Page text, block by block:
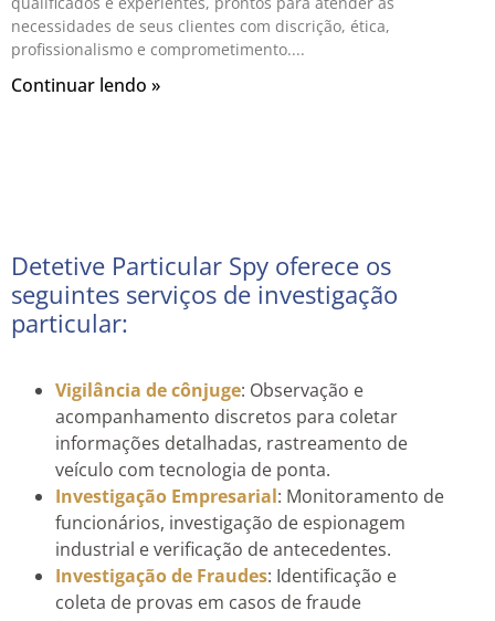
necessidades de seus clientes com discrição, ética,
profissionalismo e comprometimento.
Continuar lendo »
Detetive Particular Spy oferece os
seguintes serviços de investigação
particular:
Vigilância de cônjuge: Observação e
acompanhamento discretos para coletar
informações detalhadas, rastreamento de
veículo com tecnologia de ponta.
Investigação Empresarial: Monitoramento de
funcionários, investigação de espionagem
industrial e verificação de antecedentes.
Investigação de Fraudes: Identificação e
coleta de provas em casos de fraude